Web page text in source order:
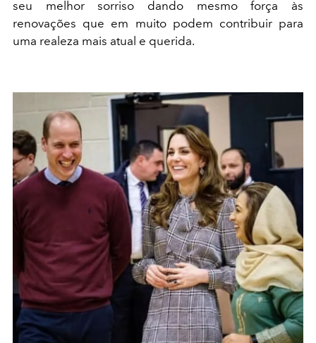
seu melhor sorriso dando mesmo força às
renovações que em muito podem contribuir para
uma realeza mais atual e querida.